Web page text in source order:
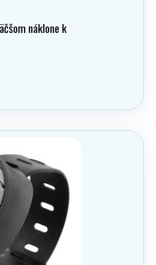
náklone k